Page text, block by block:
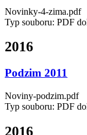
Novinky-4-zima.pdf
Typ souboru: PDF
2016
Podzim 2011
Noviny-podzim.pdf
Typ souboru: PDF
2016